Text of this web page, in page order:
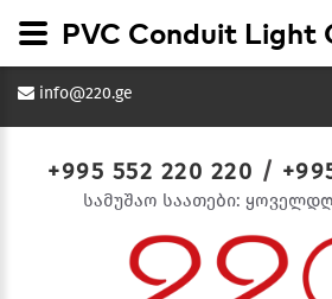
info@220.ge
+995 552 220 220 /
სამუშაო საათები: